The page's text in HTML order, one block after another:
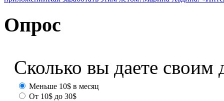
Опрос
Сколько вы даете своим
Меньше 10$ в месяц
От 10$ до 30$